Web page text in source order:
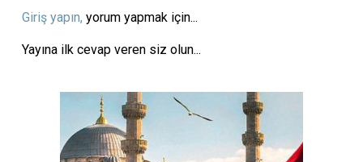
Giriş yapın, yorum yapmak için...
Yayına ilk cevap veren siz olun...